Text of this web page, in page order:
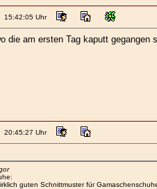
15:42:05 Uhr
die am ersten Tag kaputt gegangen
20:45:27 Uhr
guten Schnittmuster für